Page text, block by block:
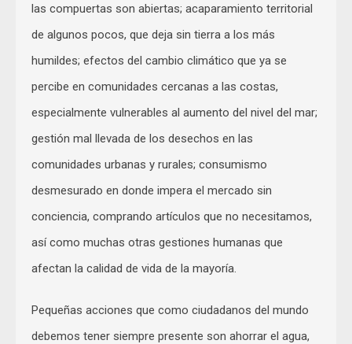
las compuertas son abiertas; acaparamiento territorial
de algunos pocos, que deja sin tierra a los más
humildes; efectos del cambio climático que ya se
percibe en comunidades cercanas a las costas,
especialmente vulnerables al aumento del nivel del mar;
gestión mal llevada de los desechos en las
comunidades urbanas y rurales; consumismo
desmesurado en donde impera el mercado sin
conciencia, comprando artículos que no necesitamos,
así como muchas otras gestiones humanas que
afectan la calidad de vida de la mayoría.
Pequeñas acciones que como ciudadanos del mundo
debemos tener siempre presente son ahorrar el agua,